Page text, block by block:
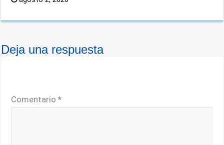
Deja una respuesta
Comentario*